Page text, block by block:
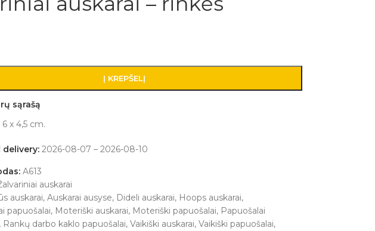
Į KREPŠELĮ
sąrašą
x 4,5 cm.
delivery:2026-08-07 – 2026-08-10
A613
auskarai
auskarai, Auskarai ausyse, Dideli auskarai, Hoops auskarai,
papuošalai, Moteriški auskarai, Moteriški papuošalai, Papuošalai
Rankų darbo kaklo papuošalai, Vaikiški auskarai, Vaikiški papuošalai,